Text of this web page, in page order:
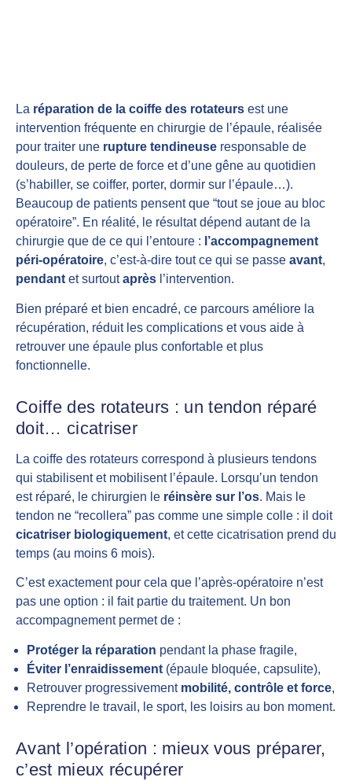
La réparation de la coiffe des rotateurs est une
intervention fréquente en chirurgie de l’épaule, réalisée
pour traiter une rupture tendineuse responsable de
douleurs, de perte de force et d’une gêne au quotidien
(s’habiller, se coiffer, porter, dormir sur l’épaule…).
Beaucoup de patients pensent que “tout se joue au bloc
opératoire”. En réalité, le résultat dépend autant de la
chirurgie que de ce qui l’entoure : l’accompagnement
péri-opératoire, c’est-à-dire tout ce qui se passe avant,
pendant et surtoutaprès l’intervention.
Bien préparé et bien encadré, ce parcours améliore la
récupération, réduit les complications et vous aide à
retrouver une épaule plus confortable et plus
fonctionnelle.
Coiffe des rotateurs : un tendon réparé
doit… cicatriser
La coiffe des rotateurs correspond à plusieurs tendons
qui stabilisent et mobilisent l’épaule. Lorsqu’un tendon
est réparé, le chirurgien le réinsère sur l’os. Mais le
tendon ne “recollera” pas comme une simple colle : il doit
cicatriser biologiquement, et cette cicatrisation prend du
temps (au moins 6 mois).
C’est exactement pour cela que l’après-opératoire n’est
pas une option : il fait partie du traitement. Un bon
accompagnement permet de :
Protéger la réparation pendant la phase fragile,
Éviter l’enraidissement(épaule bloquée, capsulite),
Retrouver progressivement mobilité, contrôle et force,
Reprendre le travail, le sport, les loisirs au bon moment.
Avant l’opération : mieux vous préparer,
c’est mieux récupérer